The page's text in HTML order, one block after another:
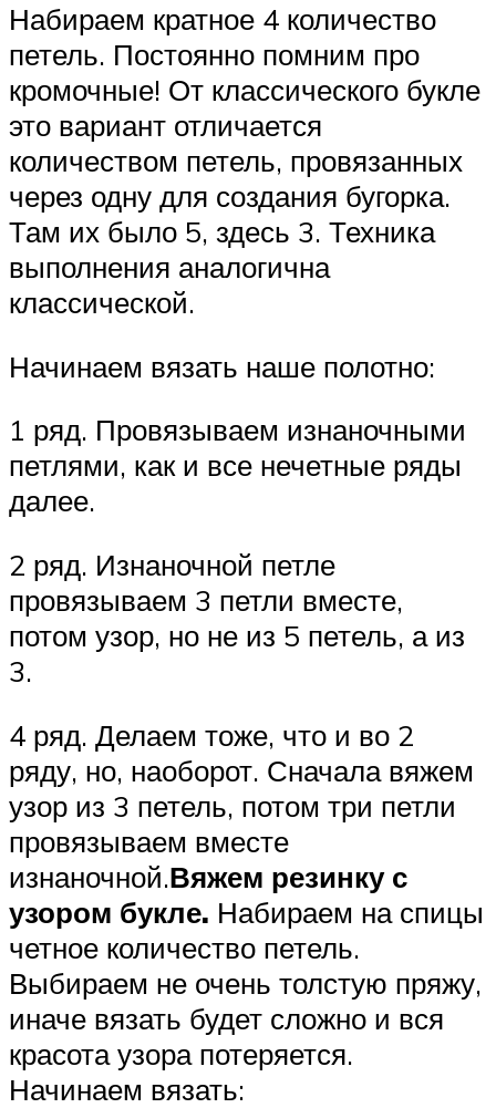
Набираем кратное 4 количество
петель. Постоянно помним про
кромочные! От классического букле
это вариант отличается
количеством петель, провязанных
через одну для создания бугорка.
Там их было 5, здесь 3. Техника
выполнения аналогична
классической.
Начинаем вязать наше полотно:
1 ряд. Провязываем изнаночными
петлями, как и все нечетные ряды
далее.
2 ряд. Изнаночной петле
провязываем 3 петли вместе,
потом узор, но не из 5 петель, а из
3.
4 ряд. Делаем тоже, что и во 2
ряду, но, наоборот. Сначала вяжем
узор из 3 петель, потом три петли
провязываем вместе
изнаночной.Вяжем резинку с
узором букле. Набираем на спицы
четное количество петель.
Выбираем не очень толстую пряжу,
иначе вязать будет сложно и вся
красота узора потеряется.
Начинаем вязать: